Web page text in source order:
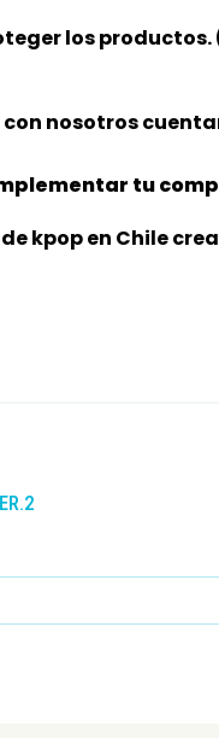
los
nosotros
tu
kpop en Chile